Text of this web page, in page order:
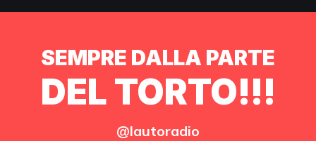
SEMPRE DALLA PARTE
DEL TORTO!!!
@lautoradio